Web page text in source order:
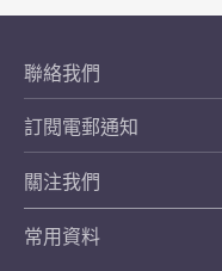
聯絡我們
訂閱電郵通知
關注我們
常用資料